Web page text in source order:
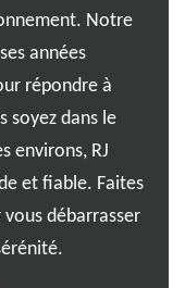
Notre
années
répondre à
soyez dans le
environs, RJ
et fiable. Faites
débarrasser